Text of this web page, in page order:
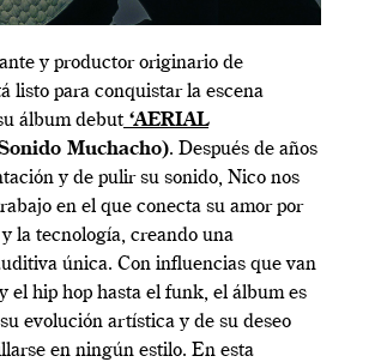
y productor originario de
listo para conquistar la escena
álbum debut‘AERIAL
Muchacho). Después de años
y de pulir su sonido, Nico nos
en el que conecta su amor por
la tecnología, creando una
única. Con influencias que van
el hip hop hasta el funk, el álbum es
evolución artística y de su deseo
en ningún estilo. En esta